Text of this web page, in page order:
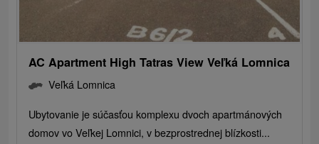
AC Apartment High Tatras View Veľká Lomnica
Veľká Lomnica
Ubytovanie je súčasťou komplexu dvoch apartmánových
domov vo Veľkej Lomnici, v bezprostrednej blízkosti...